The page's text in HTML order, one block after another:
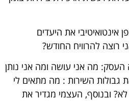
אינטואיטיבי את היעדים
רוצה להרוויח החודש?
מה אני עושה ומה אני נותן
גבולות השירות : מה מתאים לי
ובנוסף, העצמי מגדיר את